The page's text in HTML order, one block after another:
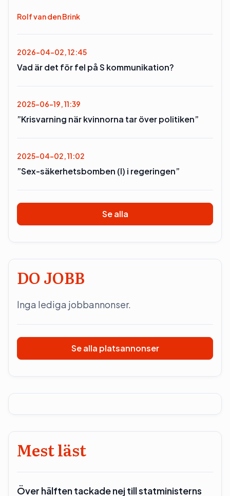
Rolf van den Brink
2026-04-02, 12:45
Vad är det för fel på S kommunikation?
2025-06-19, 11:39
”Krisvarning när kvinnorna tar över politiken”
2025-04-02, 11:02
”Sex-säkerhetsbomben (l) i regeringen”
Se alla
DO JOBB
Inga lediga jobbannonser.
Se alla platsannonser
Mest läst
Över hälften tackade nej till statministerns